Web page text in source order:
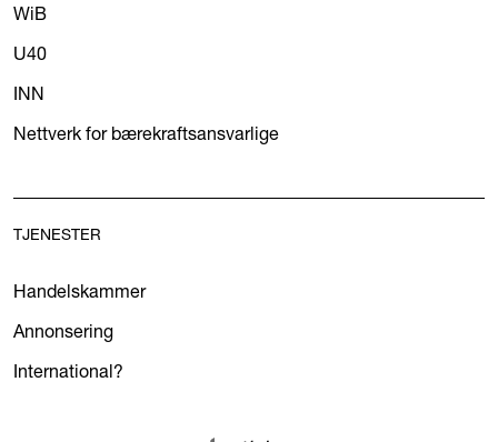
WiB
U40
INN
Nettverk for bærekraftsansvarlige
TJENESTER
Handelskammer
Annonsering
International?